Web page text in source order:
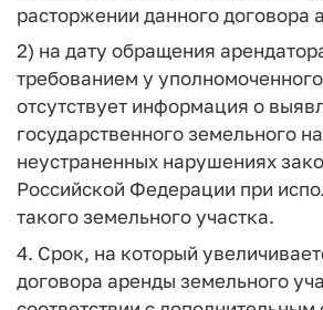
расторжении данного договора
2) на дату обращения
требованием у
отсутствует информация о
государственного земельного
неустраненных нарушениях
Российской Федерации при
такого земельного участка.
4. Срок, на который
договора аренды земельного